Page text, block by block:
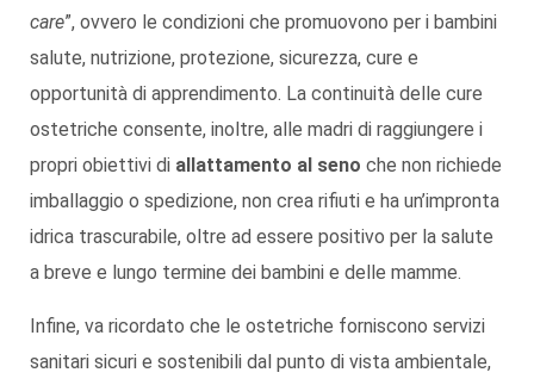
care”, ovvero le condizioni che promuovono per i bambini
salute, nutrizione, protezione, sicurezza, cure e
opportunità di apprendimento. La continuità delle cure
ostetriche consente, inoltre, alle madri di raggiungere i
propri obiettivi di allattamento al seno che non richiede
imballaggio o spedizione, non crea rifiuti e ha un’impronta
idrica trascurabile, oltre ad essere positivo per la salute
a breve e lungo termine dei bambini e delle mamme.
Infine, va ricordato che le ostetriche forniscono servizi
sanitari sicuri e sostenibili dal punto di vista ambientale,